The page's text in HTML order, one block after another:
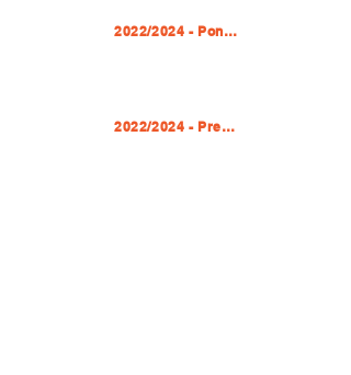
2022/2024 - Ponto Eletrônico
2022/2024 - Prevenção de Conflitos